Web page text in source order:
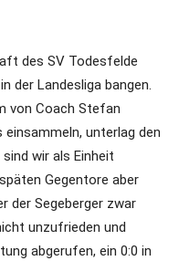
des SV Todesfelde
der Landesliga bangen.
von Coach Stefan
unterlag den
wir als Einheit
Gegentore aber
der Segeberger zwar
unzufrieden und
abgerufen, ein 0:0 in